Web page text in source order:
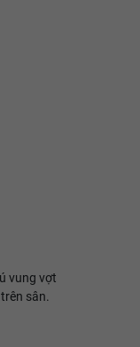
vung vợt
sân.